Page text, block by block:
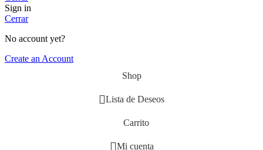
Sign in
Cerrar
No account yet?
Create an Account
Shop
Lista de Deseos
Carrito
Mi cuenta